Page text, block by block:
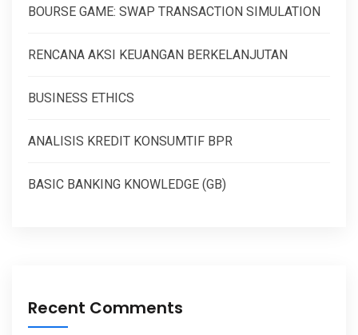
BOURSE GAME: SWAP TRANSACTION SIMULATION
RENCANA AKSI KEUANGAN BERKELANJUTAN
BUSINESS ETHICS
ANALISIS KREDIT KONSUMTIF BPR
BASIC BANKING KNOWLEDGE (GB)
Recent Comments